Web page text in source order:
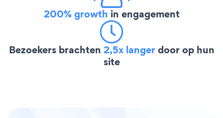
200% growth in engagement
Bezoekers brachten 2,5x langerdoor op hun
site